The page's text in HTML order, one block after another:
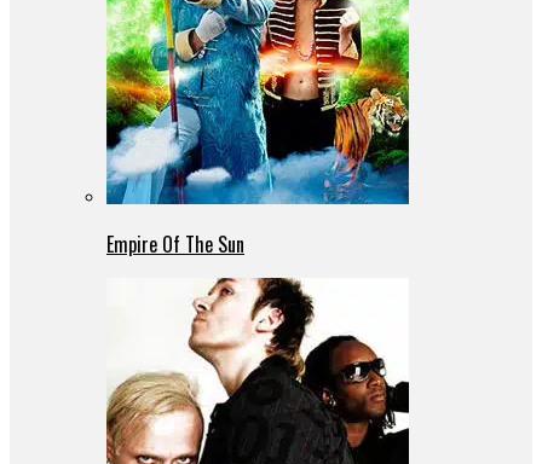
Empire Of The Sun